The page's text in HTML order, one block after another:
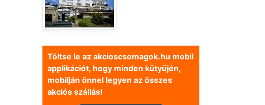
Töltse le az akcioscsomagok.hu mobil
applikációt, hogy minden kütyüjén,
mobilján önnel legyen az összes
akciós szállás!